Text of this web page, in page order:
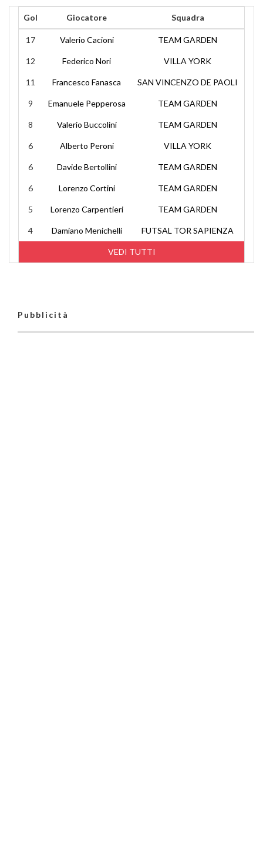
Gol Giocatore Squadra
VEDI TUTTI
17 Valerio Cacioni TEAM GARDEN
12 Federico Nori VILLA YORK
11 Francesco Fanasca SAN VINCENZO DE PAOLI
9 Emanuele Pepperosa TEAM GARDEN
8 Valerio Buccolini TEAM GARDEN
6 Alberto Peroni VILLA YORK
6 Davide Bertollini TEAM GARDEN
6 Lorenzo Cortini TEAM GARDEN
5 Lorenzo Carpentieri TEAM GARDEN
4 Damiano Menichelli FUTSAL TOR SAPIENZA
Pubblicità